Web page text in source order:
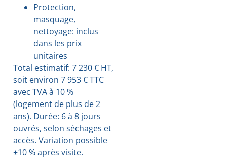
Protection,
masquage,
nettoyage: inclus
dans les prix
unitaires
Total estimatif: 7 230 € HT,
soit environ 7 953 € TTC
avec TVA à 10 %
(logement de plus de 2
ans). Durée: 6 à 8 jours
ouvrés, selon séchages et
accès. Variation possible
±10 % après visite.